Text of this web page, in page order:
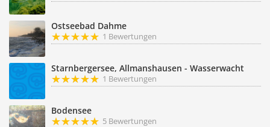
Ostseebad Dahme
1 Bewertungen
Starnbergersee, Allmanshausen - Wasserwacht
1 Bewertungen
Bodensee
5 Bewertungen